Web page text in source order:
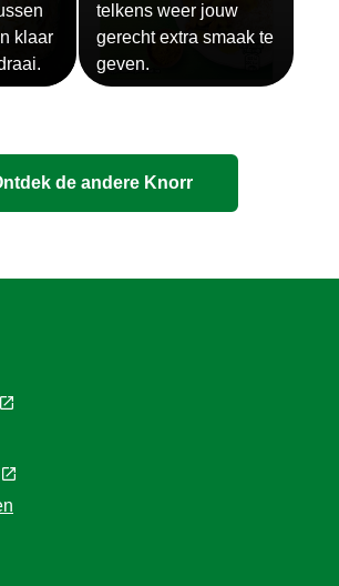
klaar
telkens weer jouw
gerecht extra smaak te
geven.
de andere Knorr